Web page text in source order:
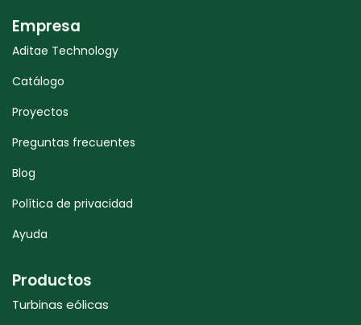
Empresa
Aditae Technology
Catálogo
Proyectos
Preguntas frecuentes
Blog
Política de privacidad
Ayuda
Productos
Turbinas eólicas